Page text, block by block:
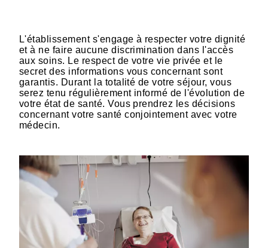
L'établissement s'engage à respecter votre dignité
et à ne faire aucune discrimination dans l'accès
aux soins. Le respect de votre vie privée et le
secret des informations vous concernant sont
garantis. Durant la totalité de votre séjour, vous
serez tenu régulièrement informé de l'évolution de
votre état de santé. Vous prendrez les décisions
concernant votre santé conjointement avec votre
médecin.